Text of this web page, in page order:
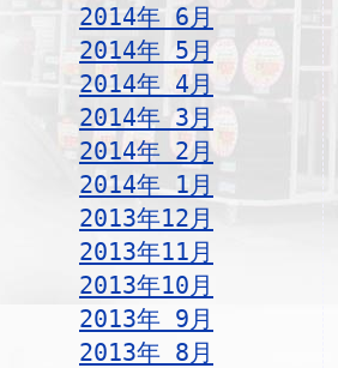
2014年 6月
2014年 5月
2014年 4月
2014年 3月
2014年 2月
2014年 1月
2013年12月
2013年11月
2013年10月
2013年 9月
2013年 8月